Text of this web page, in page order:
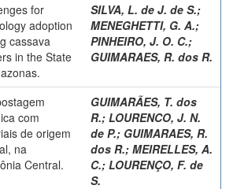
for
adoption
cassava
in the State
SILVA, L. de J. de S.;
MENEGHETTI, G. A.;
PINHEIRO, J. O. C.;
GUIMARAES, R. dos R.
com
de origem
na
Central.
GUIMARÃES, T. dos
R.; LOURENCO, J. N.
de P.; GUIMARAES, R.
dos R.; MEIRELLES, A.
C.; LOURENÇO, F. de
S.